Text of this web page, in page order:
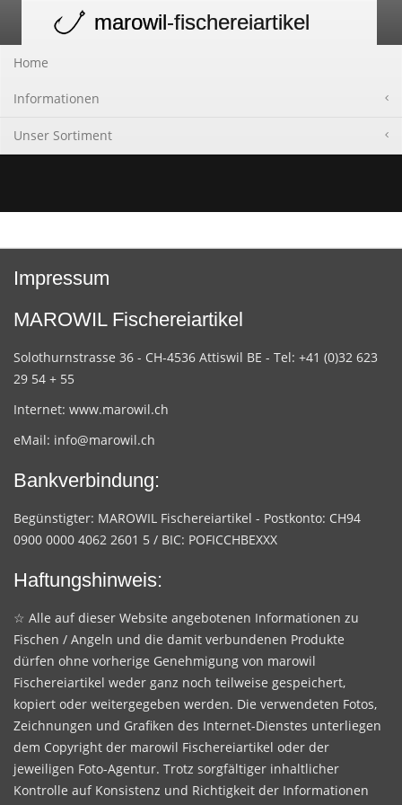
navigation
marowil-fischereiartikel
Home
Informationen
Unser Sortiment
Impressum
MAROWIL Fischereiartikel
Solothurnstrasse 36 - CH-4536 Attiswil BE - Tel: +41 (0)32 623
29 54 + 55
Internet: www.marowil.ch
eMail: info@marowil.ch
Bankverbindung:
Begünstigter: MAROWIL Fischereiartikel - Postkonto: CH94
0900 0000 4062 2601 5 / BIC: POFICCHBEXXX
Haftungshinweis:
☆ Alle auf dieser Website angebotenen Informationen zu
Fischen / Angeln und die damit verbundenen Produkte
dürfen ohne vorherige Genehmigung von marowil
Fischereiartikel weder ganz noch teilweise gespeichert,
kopiert oder weitergegeben werden. Die verwendeten Fotos,
Zeichnungen und Grafiken des Internet-Dienstes unterliegen
dem Copyright der marowil Fischereiartikel oder der
jeweiligen Foto-Agentur. Trotz sorgfältiger inhaltlicher
Kontrolle auf Konsistenz und Richtigkeit der Informationen